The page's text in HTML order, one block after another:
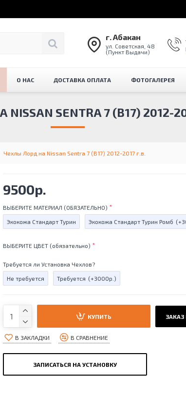
г. Абакан
ул. Советская, 48
(Пункт Выдачи)
О НАС ДОСТАВКА ОПЛАТА ФОТОГАЛЕРЕЯ
Чехлы Лорд на Nissan Sentra 7 (B17) 2012-2017 г.в.
SENTRA 7 (B17) 2012-
9500р.
ВЫБЕРИТЕ МАТЕРИАЛ (ОБЯЗАТЕЛЬНО)
Экокожа Стандарт Турин Экокожа Стандарт Турин Ромб
ВЫБЕРИТЕ ЦВЕТ (обязательно)
Требуется ли Установка Чехлов?
Не требуется Требуется (+3000р.)
КУПИТЬ ЗАКАЗ
В ЗАКЛАДКИ В СРАВНЕНИЕ
ЗАПИСАТЬСЯ НА УСТАНОВКУ